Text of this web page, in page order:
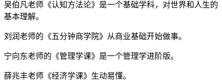
吴伯凡老师《认知方法论》是一个基础学科，对世界和人生的
基本理解。
刘润老师的《五分钟商学院》从商业基础开始做事。
宁向东老师的《管理学课》是一个管理学进阶版。
薛兆丰老师《经济学课》生动易懂。